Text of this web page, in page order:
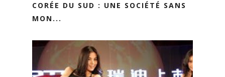
CORÉE DU SUD : UNE SOCIÉTÉ SANS
MON...